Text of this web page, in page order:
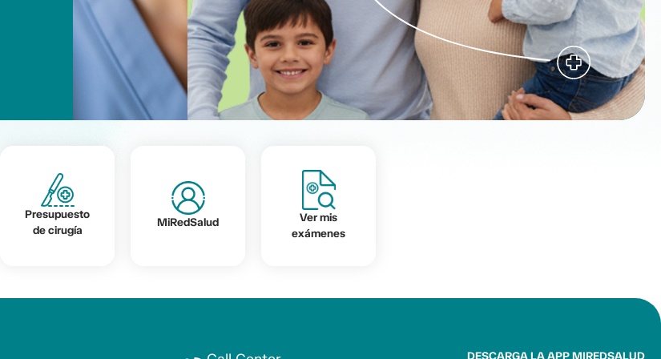
Presupuesto
de cirugía
MiRedSalud
Ver mis
exámenes